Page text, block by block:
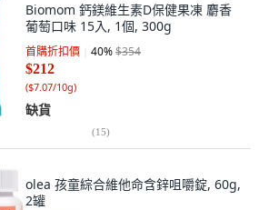
Biomom 鈣鎂維生素D保健果凍 麝香
葡萄口味 15入, 1個, 300g
首購折扣價 40%$354
$212
($7.07/10g)
缺貨
(15)
olea 孩童綜合維他命含鋅咀嚼錠, 60g,
2罐